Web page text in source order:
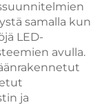
samalla kun
LED-
avulla.
ja